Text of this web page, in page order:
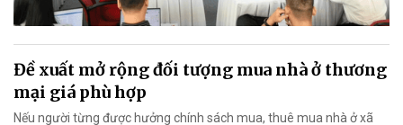
Đề xuất mở rộng đối tượng mua nhà ở thương
mại giá phù hợp
Nếu người từng được hưởng chính sách mua, thuê mua nhà ở xã